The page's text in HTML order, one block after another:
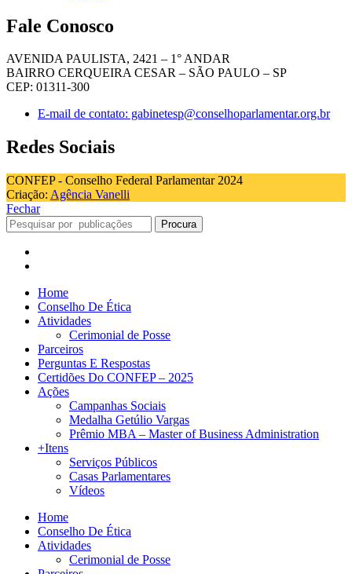
Fale Conosco
AVENIDA PAULISTA, 2421 – 1° ANDAR
BAIRRO CERQUEIRA CESAR – SÃO PAULO – SP
CEP: 01311-300
E-mail de contato: gabinetesp@conselhoparlamentar.org.br
Redes Sociais
CONFEP - Conselho Federal Parlamentar 2024
Criação: Agência Vanelli
Fechar
Procura
Home
Conselho De Ética
Atividades
Cerimonial de Posse
Parceiros
Perguntas E Respostas
Certidões Do CONFEP – 2025
Ações
Campanhas Sociais
Medalha Getúlio Vargas
Prêmio MBA – Master of Business Administration
+Itens
Serviços Públicos
Casas Parlamentares
Vídeos
Home
Conselho De Ética
Atividades
Cerimonial de Posse